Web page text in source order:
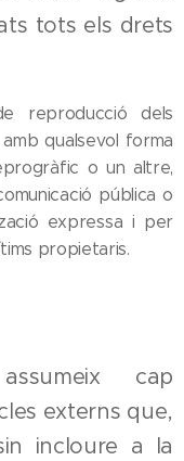
tots els drets
reproducció dels
qualsevol forma
o un altre,
pública o
expressa i per
propietaris.
cap
externs que,
incloure a la